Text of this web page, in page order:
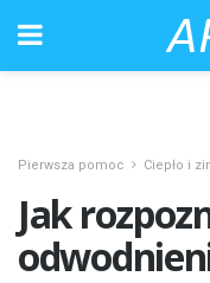
Pierwsza pomoc Ciepło i
Jak